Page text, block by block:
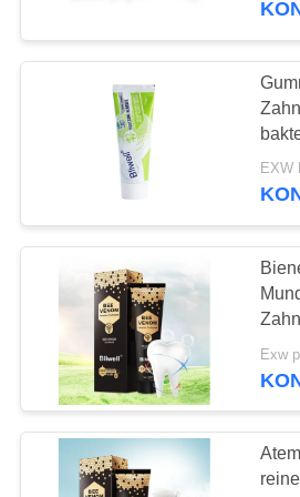
Zahnpflege-
Mundwasser
Zahnpflege-
Zahnbürsten